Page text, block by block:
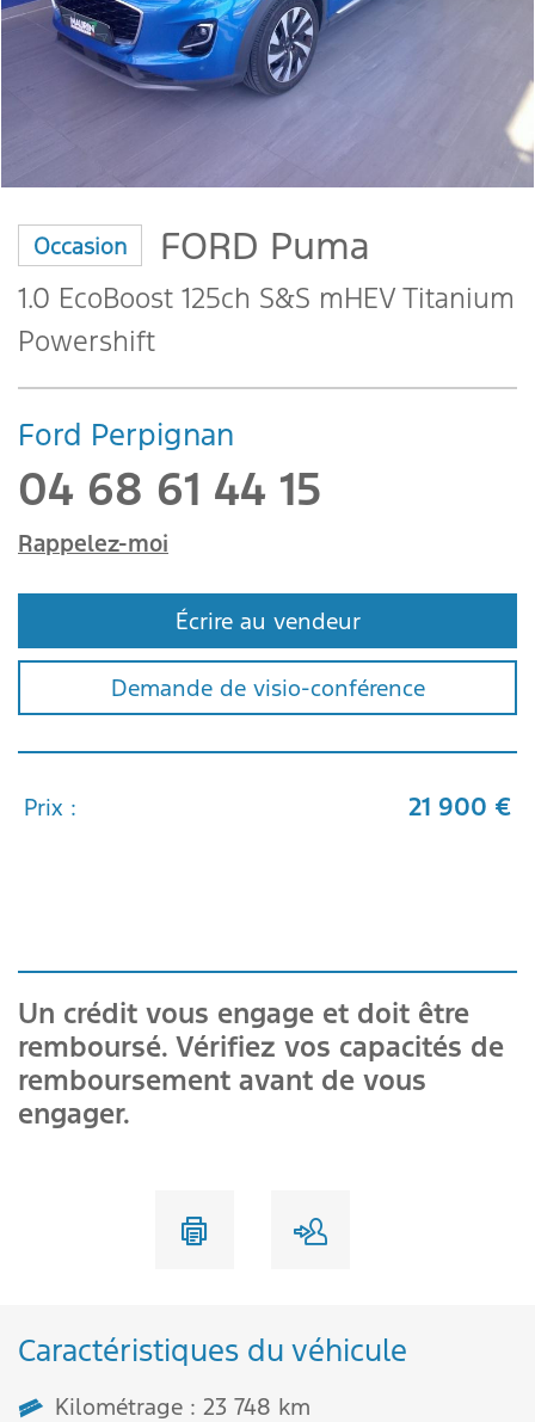
Occasion FORD Puma
1.0 EcoBoost 125ch S&S mHEV Titanium
Powershift
Ford Perpignan
04 68 61 44 15
Rappelez-moi
Écrire au vendeur
Demande de visio-conférence
Prix : 21 900 €
Un crédit vous engage et doit être
remboursé. Vérifiez vos capacités de
remboursement avant de vous
engager.
Caractéristiques du véhicule
Kilométrage : 23 748 km